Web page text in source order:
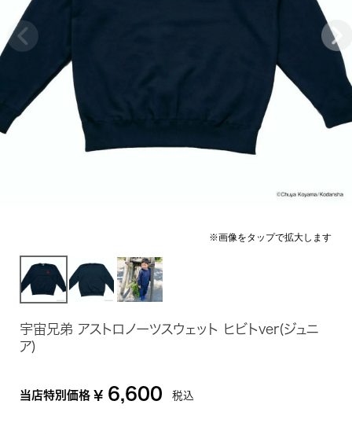
宇宙兄弟 アストロノーツスウェット ヒビトver(ジュニ
ア)
当店特別価格 ¥ 6,600 税込